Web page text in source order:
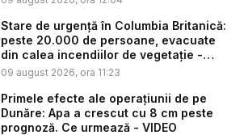
Stare de urgență în Columbia Britanică:
peste 20.000 de persoane, evacuate
din calea incendiilor de vegetație -
VID...
09 august 2026, ora 11:23
Primele efecte ale operațiunii de pe
Dunăre: Apa a crescut cu 8 cm peste
prognoză. Ce urmează - VIDEO